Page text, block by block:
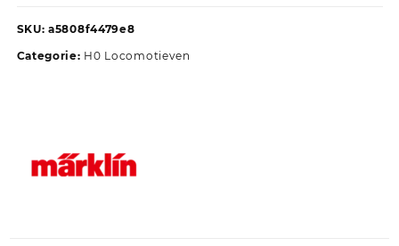
SKU: a5808f4479e8
Categorie: H0 Locomotieven